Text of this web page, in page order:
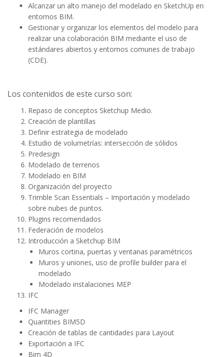
Alcanzar un alto manejo del modelado en SketchUp en
entornos BIM.
Gestionar y organizar los elementos del modelo para
realizar una colaboración BIM mediante el uso de
estándares abiertos y entornos comunes de trabajo
(CDE).
Los contenidos de este curso son:
Repaso de conceptos Sketchup Medio.
Creación de plantillas
Definir estrategia de modelado
Estudio de volumetrías: intersección de sólidos
Predesign
Modelado de terrenos
Modelado en BIM
Organización del proyecto
Trimble Scan Essentials – Importación y modelado
sobre nubes de puntos.
Plugins recomendados
Federación de modelos
Introducción a Sketchup BIM
Muros cortina, puertas y ventanas paramétricos
Muros y uniones, uso de profile builder para el
modelado
Modelado instalaciones MEP
IFC
IFC Manager
Quantities BIM5D
Creación de tablas de cantidades para Layout
Exportación a IFC
Bim 4D